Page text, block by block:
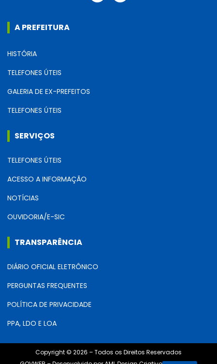
A PREFEITURA
HISTÓRIA
TELEFONES ÚTEIS
GALERIA DE EX-PREFEITOS
TELEFONES ÚTEIS
SERVIÇOS
TELEFONES ÚTEIS
ACESSO A INFORMAÇÃO
NOTÍCIAS
OUVIDORIA/E-SIC
TRANSPARÊNCIA
DIÁRIO OFICIAL ELETRÔNICO
PERGUNTAS FREQUENTES
POLÍTICA DE PRIVACIDADE
PPA, LDO E LOA
Copyright © 2026 – Todos os Direitos Reservados